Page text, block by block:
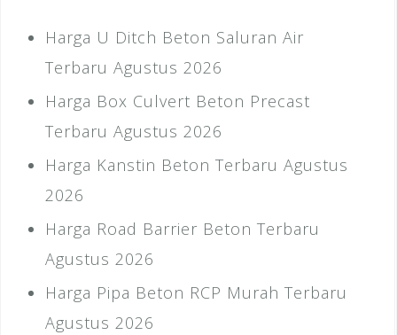
Harga U Ditch Beton Saluran Air
Terbaru Agustus 2026
Harga Box Culvert Beton Precast
Terbaru Agustus 2026
Harga Kanstin Beton Terbaru Agustus
2026
Harga Road Barrier Beton Terbaru
Agustus 2026
Harga Pipa Beton RCP Murah Terbaru
Agustus 2026